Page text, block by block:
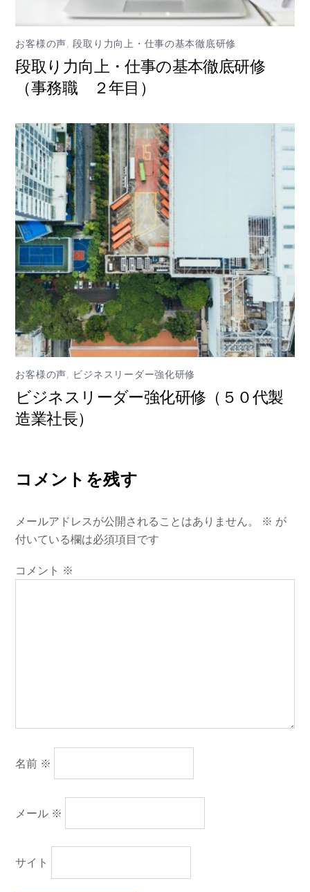
お客様の声,段取り力向上・仕事の基本徹底研修
段取り力向上・仕事の基本徹底研修
（事務職 ２年目）
お客様の声, ビジネスリーダー強化研修
ビジネスリーダー強化研修（５０代製
造業社長）
コメントを残す
メールアドレスが公開されることはありません。 ※ が
付いている欄は必須項目です
コメント ※
名前 ※
メール ※
サイト